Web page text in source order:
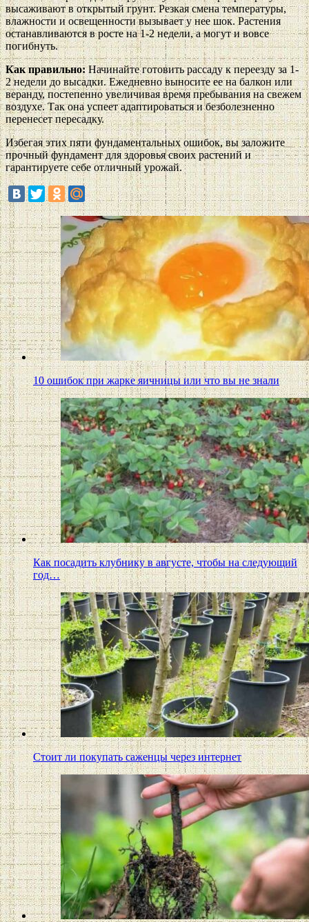
высаживают в открытый грунт. Резкая смена температуры,
влажности и освещенности вызывает у нее шок. Растения
останавливаются в росте на 1-2 недели, а могут и вовсе
погибнуть.
Как правильно:Начинайте готовить рассаду к переезду за 1-
2 недели до высадки. Ежедневно выносите ее на балкон или
веранду, постепенно увеличивая время пребывания на свежем
воздухе. Так она успеет адаптироваться и безболезненно
перенесет пересадку.
Избегая этих пяти фундаментальных ошибок, вы заложите
прочный фундамент для здоровья своих растений и
гарантируете себе отличный урожай.
10 ошибок при жарке яичницы или что вы не знали
Как посадить клубнику в августе, чтобы на следующий
год…
Стоит ли покупать саженцы через интернет